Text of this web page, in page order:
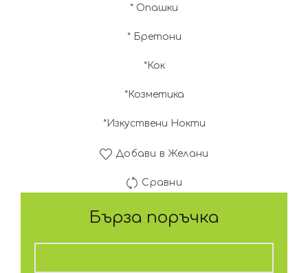
* Опашки
* Бретони
*Кок
*Козметика
*Изкуствени Нокти
Добави в Желани
Сравни
Бърза поръчка